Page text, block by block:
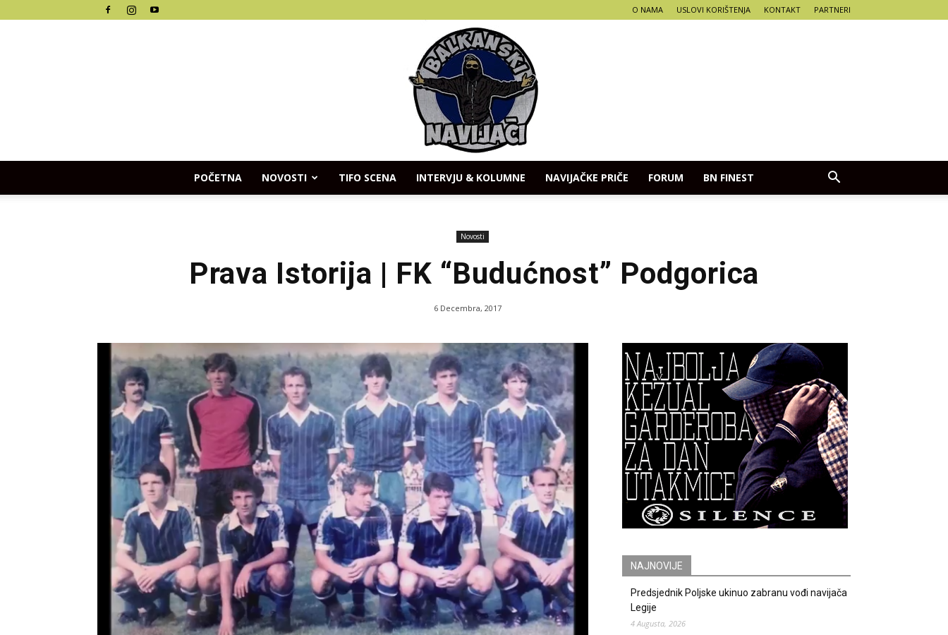
O NAMA USLOVI KORIŠTENJA KONTAKT PARTNERI
POČETNA NOVOSTI TIFO SCENA INTERVJU & KOLUMNE NAVIJAČKE PRIČE FORUM BN FINEST
Novosti
Prava Istorija | FK “Budućnost” Podgorica
6 Decembra, 2017
NAJNOVIJE
Predsjednik Poljske ukinuo zabranu vođi navijača
Legije
4 Augusta, 2026